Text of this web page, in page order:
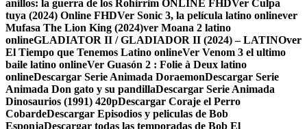
anillos: la guerra de los Rohirrim ONLINE FHDVer Culpa
tuya (2024) Online FHDVer Sonic 3, la película latino onlinever
Mufasa The Lion King (2024)ver Moana 2 latino
onlineGLADIATOR II / GLADIADOR II (2024) – LATINOver
El Tiempo que Tenemos Latino onlineVer Venom 3 el ultimo
baile latino onlineVer Guasón 2 : Folie à Deux latino
onlineDescargar Serie Animada DoraemonDescargar Serie
Animada Don gato y su pandillaDescargar Serie Animada
Dinosaurios (1991) 420pDescargar Coraje el Perro
CobardeDescargar Episodios y peliculas de Bob
EsponjaDescargar todas las temporadas de Bob El